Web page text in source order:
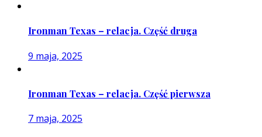
Ironman Texas – relacja. Część druga
9 maja, 2025
Ironman Texas – relacja. Część pierwsza
7 maja, 2025